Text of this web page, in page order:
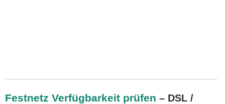
Festnetz Verfügbarkeit prüfen – DSL /